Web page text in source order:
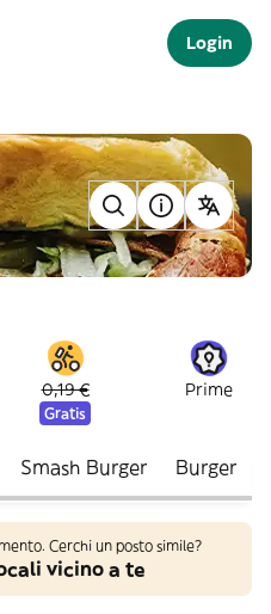
Login
0,19 €
Gratis
Prime
Smash Burger Burger
Cerchi un posto simile?
vicino a te